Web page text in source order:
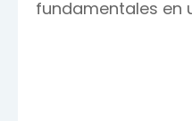
fundamentales en